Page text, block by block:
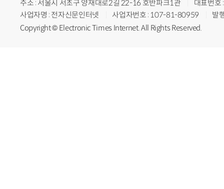
주소 : 서울시 서초구 양재대로2길 22-16 호반파크1관
대표번
사업자명 : 전자신문인터넷
사업자번호 : 107-81-80959
발
Copyright © Electronic Times Internet. All Rights Reserved.